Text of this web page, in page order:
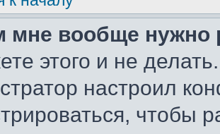
мне вообще нужно
этого и не
настроил
чтобы